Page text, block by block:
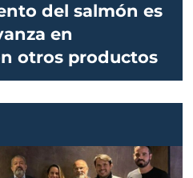
del salmón es
en
otros productos